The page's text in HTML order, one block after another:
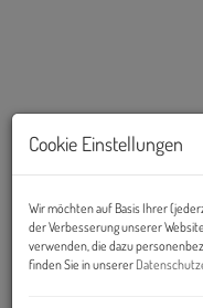
Cookie Einstellungen
Wir möchten auf Basis Ihrer
der Verbesserung unserer
verwenden, die dazu
finden Sie in unserer